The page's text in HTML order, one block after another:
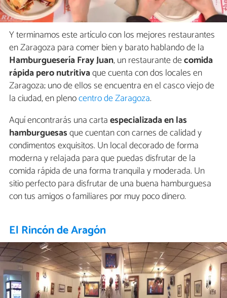
Y terminamos este artículo con los mejores restaurantes
en Zaragoza para comer bien y barato hablando de la
Hamburguesería Fray Juan, un restaurante decomida
rápida pero nutritivaque cuenta con dos locales en
Zaragoza; uno de ellos se encuentra en el casco viejo de
la ciudad, en plenocentro de Zaragoza.
Aquí encontrarás una cartaespecializada en las
hamburguesasque cuentan con carnes de calidad y
condimentos exquisitos. Un local decorado de forma
moderna y relajada para que puedas disfrutar de la
comida rápida de una forma tranquila y moderada. Un
sitio perfecto para disfrutar de una buena hamburguesa
con tus amigos o familiares por muy poco dinero.
El Rincón de Aragón